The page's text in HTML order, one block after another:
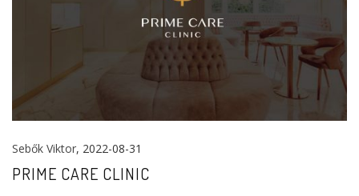
Sebők Viktor, 2022-08-31
PRIME CARE CLINIC